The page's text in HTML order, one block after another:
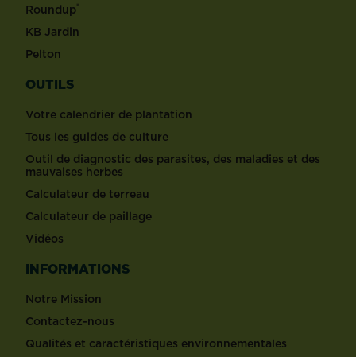
Roundup®
KB Jardin
Pelton
OUTILS
Votre calendrier de plantation
Tous les guides de culture
Outil de diagnostic des parasites, des maladies et des
mauvaises herbes
Calculateur de terreau
Calculateur de paillage
Vidéos
INFORMATIONS
Notre Mission
Contactez-nous
Qualités et caractéristiques environnementales